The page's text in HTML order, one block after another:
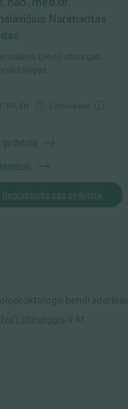
Narimantas
(pilvo) chirurgas,
RU, EN Darbo laikas
gydytoją
Registruotis pas gydytoją
chirurgais ir kt.